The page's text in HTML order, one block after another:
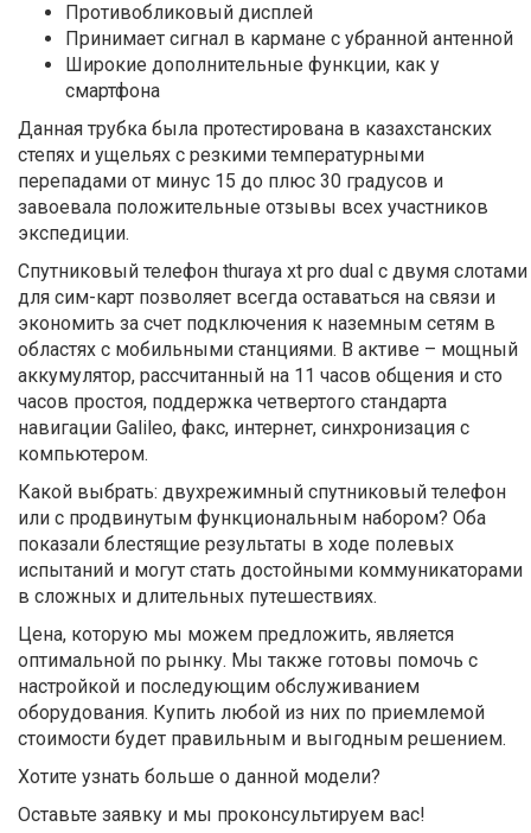
Противобликовый дисплей
Принимает сигнал в кармане с убранной антенной
Широкие дополнительные функции, как у
смартфона
Данная трубка была протестирована в казахстанских
степях и ущельях с резкими температурными
перепадами от минус 15 до плюс 30 градусов и
завоевала положительные отзывы всех участников
экспедиции.
Спутниковый телефон thuraya xt pro dual с двумя слотами
для сим-карт позволяет всегда оставаться на связи и
экономить за счет подключения к наземным сетям в
областях с мобильными станциями. В активе – мощный
аккумулятор, рассчитанный на 11 часов общения и сто
часов простоя, поддержка четвертого стандарта
навигации Galileo, факс, интернет, синхронизация с
компьютером.
Какой выбрать: двухрежимный спутниковый телефон
или с продвинутым функциональным набором? Оба
показали блестящие результаты в ходе полевых
испытаний и могут стать достойными коммуникаторами
в сложных и длительных путешествиях.
Цена, которую мы можем предложить, является
оптимальной по рынку. Мы также готовы помочь с
настройкой и последующим обслуживанием
оборудования. Купить любой из них по приемлемой
стоимости будет правильным и выгодным решением.
Хотите узнать больше о данной модели?
Оставьте заявку и мы проконсультируем вас!